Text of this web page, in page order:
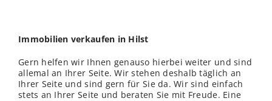
Immobilien verkaufen in Hilst
Gern helfen wir Ihnen genauso hierbei weiter und sind
allemal an Ihrer Seite. Wir stehen deshalb täglich an
Ihrer Seite und sind gern für Sie da. Wir sind einfach
stets an Ihrer Seite und beraten Sie mit Freude. Eine